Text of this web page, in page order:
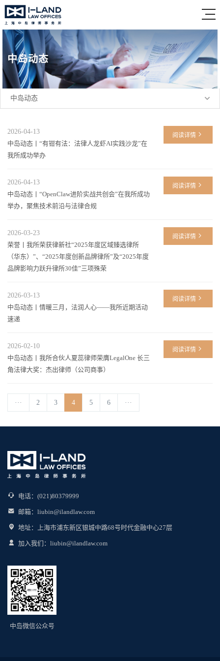
中岛动态
中岛动态
2026-04-13
中岛动态丨“有钳有法：法律人龙虾AI实践沙龙”在
我所成功举办
阅读详情
2026-04-13
中岛动态丨“OpenClaw进阶实战共创会”在我所成功
举办，聚焦技术前沿与法律合规
阅读详情
2026-03-23
荣誉丨我所荣获律新社“2025年度区域臻选律所
（华东）”、“2025年度创新品牌律所”及“2025年度
品牌影响力跃升律所30佳”三项殊荣
阅读详情
2026-03-13
中岛动态丨情暖三月，法润人心——我所近期活动
速递
阅读详情
2026-02-10
中岛动态丨我所合伙人夏蕊律师荣膺LegalOne 长三
角法律大奖：杰出律师（公司商事）
阅读详情
··· 2 3 4 5 6 ···
电话：(021)80379999
邮箱：liubin@ilandlaw.com
地址：上海市浦东新区银城中路68号时代金融中心27层
加入我们：liubin@ilandlaw.com
中岛微信公众号